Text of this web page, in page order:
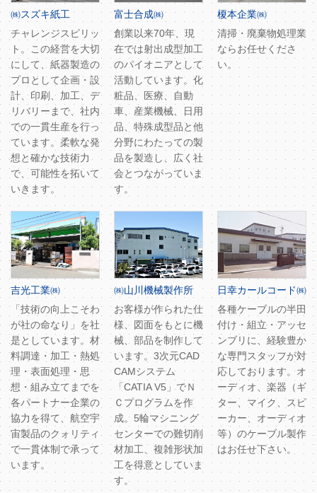
㈱スズキ紙工
チャレンジスピリッ
ト。この経営を大切
にして、紙器製造の
プロとして企画・設
計、印刷、加工、デ
リバリーまで、社内
での一貫生産を行っ
ています。柔軟な発
想と確かな技術力
で、可能性を拓いて
いきます。
富士合成㈱
創業以来70年、現
在では射出成型加工
のパイオニアとして
活動しています。化
粧品、医療、自動
車、産業機械、日用
品、特殊成型品と他
分野にわたっての製
品を製造し、広く社
会とつながっていま
す。
榎本企業㈱
清掃・廃棄物処理業
ならお任せくださ
い。
吉光工業㈱
「技術の向上こそわ
が社の命なり」を社
是としています。材
料調達・加工・熱処
理・表面処理・思
想・組み立てまでを
各パートナー企業の
協力を得て、航空宇
宙製品のクォリティ
で一貫体制で承って
います。
㈱山川機械製作所
お客様が作られた仕
様、図面をもとに機
械、部品を制作して
います。3次元CAD
CAMシステム
「CATIA V5」でＮ
Ｃプログラムを作
成。5輪マシニング
センターでの難切削
材加工、複雑形状加
工を得意としていま
す。
日幸カールコード㈱
各種ケーブルの半田
付け・組立・アッセ
ンブリに、経験豊か
な専門スタッフが対
応しております。オ
ーディオ、楽器（ギ
ター、マイク、スピ
ーカー、オーディオ
等）のケーブル製作
はお任せ下さい。